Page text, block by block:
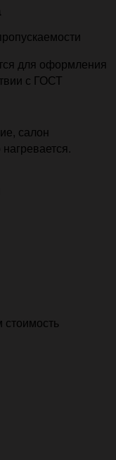
для оформления
с ГОСТ
салон